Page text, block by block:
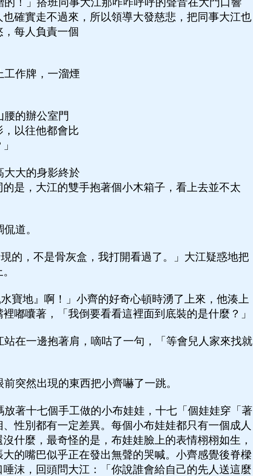
確實走不過來，所以領導大發慈悲，把同事大江也
每人負責一個
作牌，一溜煙
的辦公室門
以往他都會比
大的身影終於
是，大江的雙手抱著個小木箱子，看上去並不太
道。
的，不是骨灰盒，我打開看過了。」大江疑惑地把
寶地』啊！」小齊的好奇心頓時湧了上來，他湊上
嘟囔著，「我倒要看看這裡面到底裝的是什麼？」
在一邊抱著肩，嘀咕了一句，「等會兒人家來找就
突然出現的東西把小齊嚇了一跳。
著十七個手工做的小布娃娃，十七「個娃娃穿「著
性別都有一定差異。每個小布娃娃都只有一個成人
什麼，最奇怪的是，布娃娃臉上的表情栩栩如生，
的嘴巴似乎正在發出無聲的哭喊。小齊感覺後脊樑
沫，回頭問大江：「你說誰會給自己的先人送這麼